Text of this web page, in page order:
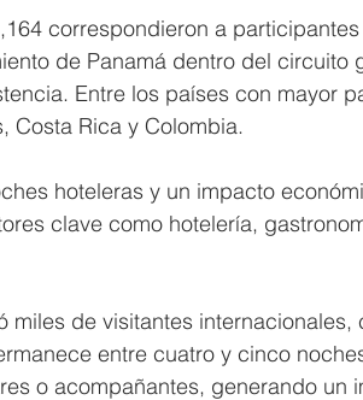
correspondieron a
de Panamá dentro del circuito
Entre los países con mayor
Costa Rica y Colombia.
hoteleras y un impacto
clave como hotelería,
miles de visitantes internacionales,
entre cuatro y cinco
o acompañantes, generando un